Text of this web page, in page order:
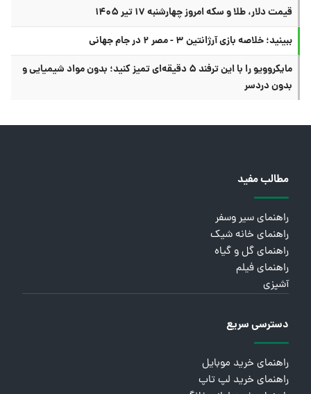
قیمت دلار، طلا و سکه امروز چهارشنبه ۱۷ تیر ۱۴۰۵
ببینید؛ خلاصه بازی آرژانتین ۳ - مصر ۲ در جام جهانی
مایکروویو را با این ترفند ۵ دقیقه‌ای تمیز کنید؛ بدون مواد شیمیایی و
بدون دردسر
مطالب مفید
راهنمای سیر وسفر
راهنمای خانه شیک
راهنمای گل و گیاه
راهنمای فیلم
آشپزی
دسترسی سریع
راهنمای خرید موبایل
راهنمای خرید لپ تاپ